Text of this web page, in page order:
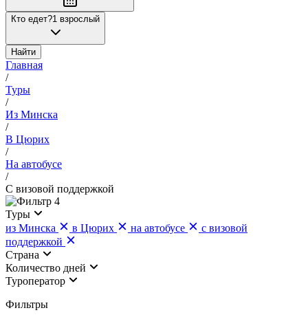
Кто едет?1 взрослый
Найти
Главная
/
Туры
/
Из Минска
/
В Цюрих
/
На автобусе
/
С визовой поддержкой
4
Туры
из Минска
в Цюрих на автобусе
с визовой
поддержкой
Страна
Количество дней
Туроператор
Фильтры